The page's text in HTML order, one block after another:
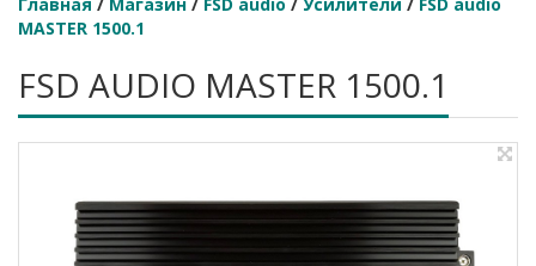
MASTER 1500.1
FSD AUDIO MASTER 1500.1